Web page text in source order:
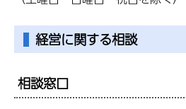
経営に関する相談
相談窓口